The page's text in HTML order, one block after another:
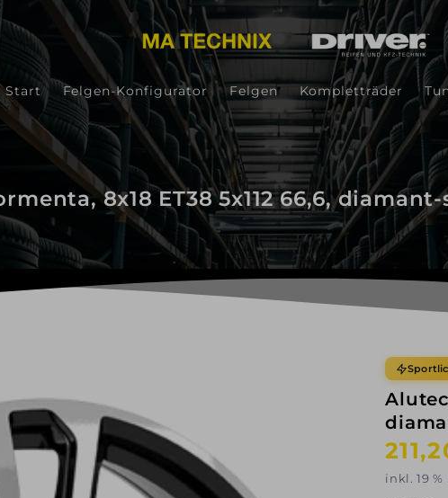
Start Felgen-Konfigurator Felgen Kompletträder
8x18 ET38 5x112 66,6,
Preis
inkl. 19